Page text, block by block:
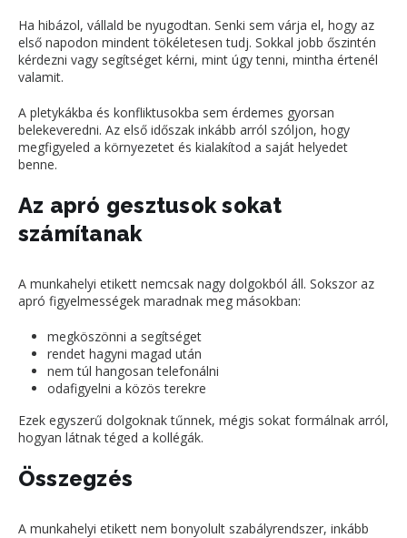
Ha hibázol, vállald be nyugodtan. Senki sem várja el, hogy az
első napodon mindent tökéletesen tudj. Sokkal jobb őszintén
kérdezni vagy segítséget kérni, mint úgy tenni, mintha értenél
valamit.
A pletykákba és konfliktusokba sem érdemes gyorsan
belekeveredni. Az első időszak inkább arról szóljon, hogy
megfigyeled a környezetet és kialakítod a saját helyedet
benne.
Az apró gesztusok sokat
számítanak
A munkahelyi etikett nemcsak nagy dolgokból áll. Sokszor az
apró figyelmességek maradnak meg másokban:
megköszönni a segítséget
rendet hagyni magad után
nem túl hangosan telefonálni
odafigyelni a közös terekre
Ezek egyszerű dolgoknak tűnnek, mégis sokat formálnak arról,
hogyan látnak téged a kollégák.
Összegzés
A munkahelyi etikett nem bonyolult szabályrendszer, inkább